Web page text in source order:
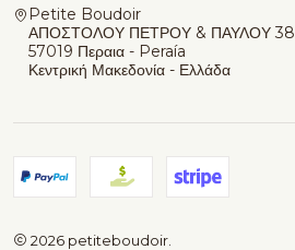
Petite Boudoir
ΑΠΟΣΤΟΛΟΥ ΠΕΤΡΟΥ & ΠΑΥΛΟΥ 38
57019 Περαια - Peraía
Κεντρική Μακεδονία - Ελλάδα
2026 petiteboudoir.